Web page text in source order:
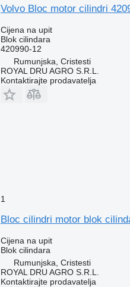
Volvo Bloc motor cilindri
Cijena na upit
Blok cilindara
420990-12
Rumunjska, Cristesti
ROYAL DRU AGRO S.R.L.
Kontaktirajte prodavatelja
1
Bloc cilindri motor blok
Cijena na upit
Blok cilindara
Rumunjska, Cristesti
ROYAL DRU AGRO S.R.L.
Kontaktirajte prodavatelja